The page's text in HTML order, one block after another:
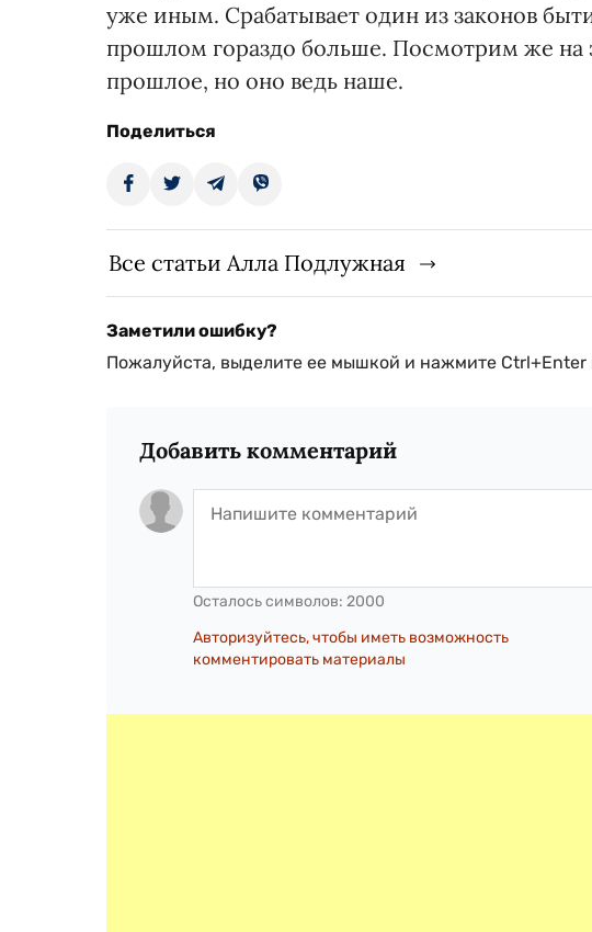
уже иным. Срабатывает один из законов
прошлом гораздо больше. Посмотрим же на
прошлое, но оно ведь наше.
Поделиться
Все статьи Алла Подлужная
Заметили ошибку?
Пожалуйста, выделите ее мышкой и нажмите Ctrl+Enter
Добавить комментарий
Осталось символов: 2000
Авторизуйтесь, чтобы иметь возможность
комментировать материалы